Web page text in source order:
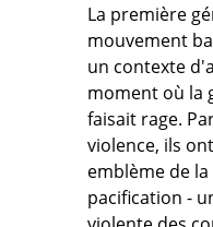
La première
mouvement
un contexte
moment où la
faisait rage.
violence, ils
emblème de
pacification -